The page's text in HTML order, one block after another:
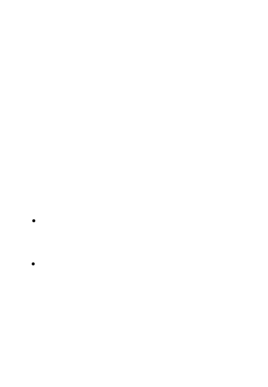
How a Digital Wardrobe Can Help
Purchases ?